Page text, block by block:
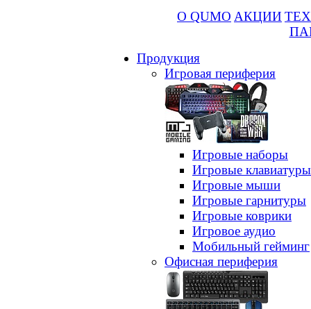
О QUMO АКЦИИ
Продукция
Игровая периферия
Игровые наборы
Игровые клавиатуры
Игровые мыши
Игровые гарнитуры
Игровые коврики
Игровое аудио
Мобильный гейминг
Офисная периферия